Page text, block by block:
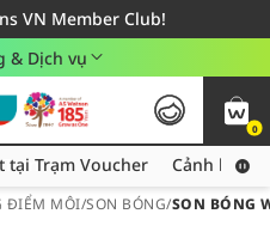
VN Member Club!
đơn hàng từ 249,000Đ
khu vực TP. Hồ Chí Minh
& Dịch vụ
0
Thu thập thêm voucher hot tại Trạm Voucher
tại Trạm Voucher Cảnh báo
ĐIỂM MÔI/SON BÓNG/SON BÓNG